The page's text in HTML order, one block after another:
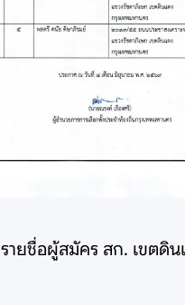
รายชื่อผู้สมัคร สก. เขตดิ